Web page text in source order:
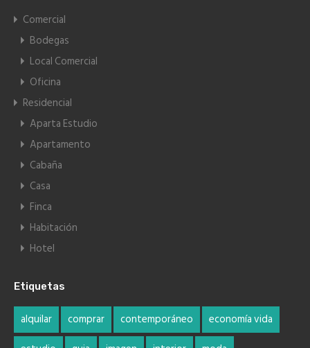
Comercial
Bodegas
Local Comercial
Oficina
Residencial
Aparta Estudio
Apartamento
Cabaña
Casa
Finca
Habitación
Hotel
Etiquetas
alquilar comprar contemporáneo
economía vida